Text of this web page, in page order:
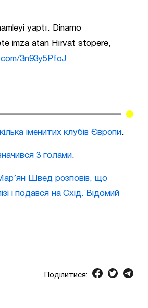
yaptı. Dinamo
imza atan Hırvat stopere,
3n93y5PfoJ
іменитих клубів Європи.
3 голами.
Швед розповів, що
і подався на Схід. Відомий
Поділитися: